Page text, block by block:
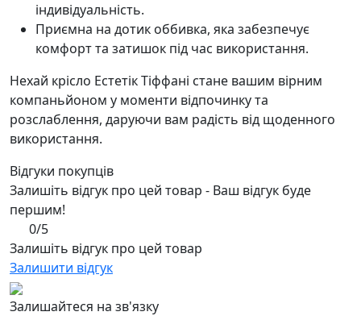
індивідуальність.
Приємна на дотик оббивка, яка забезпечує
комфорт та затишок під час використання.
Нехай крісло Естетік Тіффані стане вашим вірним
компаньйоном у моменти відпочинку та
розслаблення, даруючи вам радість від щоденного
використання.
Відгуки покупців
Залишіть відгук про цей товар - Ваш відгук буде
першим!
0/5
Залишіть відгук про цей товар
Залишити відгук
Залишайтеся на зв'язку